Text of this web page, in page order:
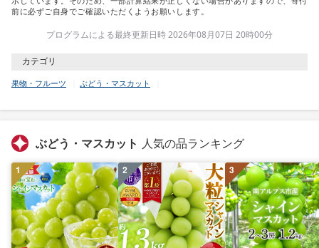
前に必ずご自身でご確認いただくようお願いします。
プログラムによる最終更新日時 2026年08月07日 20時00分
カテゴリ
果物・フルーツ ぶどう・マスカット
ぶどう・マスカット 人気の品ランキング
1 2 3